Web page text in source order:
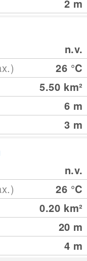
2 m
n.v.
26 °C
5.50 km²
6 m
3 m
n.v.
26 °C
0.20 km²
20 m
4 m